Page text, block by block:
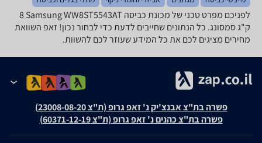
לפניכם מפרט טכני של מכונת כביסה Samsung WW8ST5543AT ‏8
‏ק"ג סמסונג. כל הנתונים שחייבים לדעת כדי לבחור נכון! זאפ השוואת
מחירים מציגים לכם את כל המידע שעוזר לכם להשוות.
פשרה בת"צ אבנצ'יק נ' זאפ גרופ (ת"צ 23008-08-20)
פשרה בת"צ כהנים נ' זאפ גרופ (ת"צ 60371-12-19)